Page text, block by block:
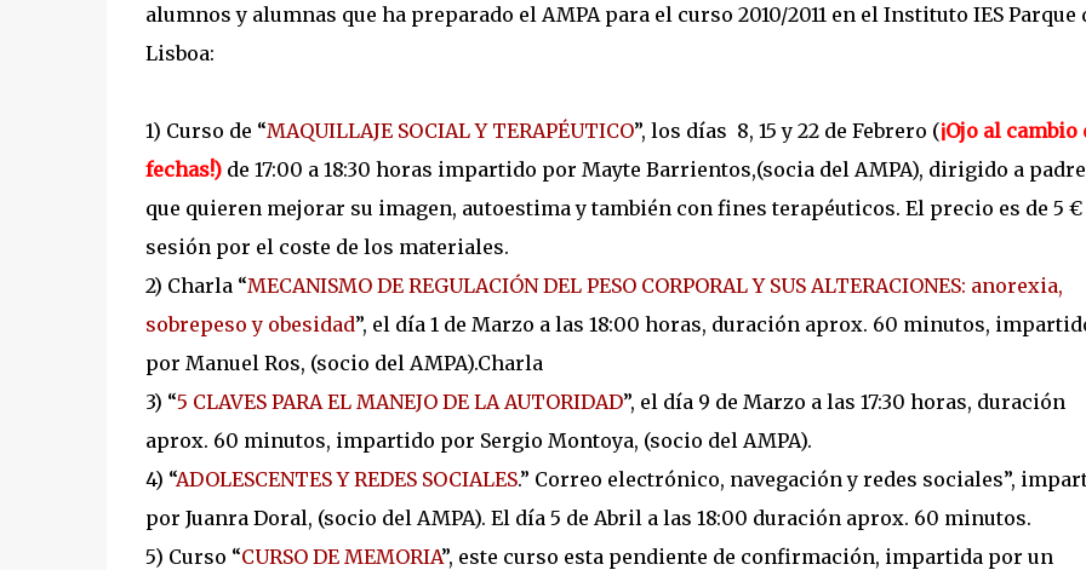
alumnos y alumnas que ha preparado el AMPA para el curso 2010/2011 en el Instituto IES Parque
Lisboa:
1) Curso de “MAQUILLAJE SOCIAL Y TERAPÉUTICO”, los días 8, 15 y 22 de Febrero (¡Ojo al cambio
fechas!) de 17:00 a 18:30 horas impartido por Mayte Barrientos,(socia del AMPA), dirigido a
que quieren mejorar su imagen, autoestima y también con fines terapéuticos. El precio es de 5
sesión por el coste de los materiales.
2) Charla “MECANISMO DE REGULACIÓN DEL PESO CORPORAL Y SUS ALTERACIONES: anorexia,
sobrepeso y obesidad”, el día 1 de Marzo a las 18:00 horas, duración aprox. 60 minutos,
por Manuel Ros, (socio del AMPA).Charla
3) “5 CLAVES PARA EL MANEJO DE LA AUTORIDAD”, el día 9 de Marzo a las 17:30 horas, duración
aprox. 60 minutos, impartido por Sergio Montoya, (socio del AMPA).
4) “ADOLESCENTES Y REDES SOCIALES.” Correo electrónico, navegación y redes sociales”,
por Juanra Doral, (socio del AMPA). El día 5 de Abril a las 18:00 duración aprox. 60 minutos.
5) Curso “CURSO DE MEMORIA”, este curso esta pendiente de confirmación, impartida por un